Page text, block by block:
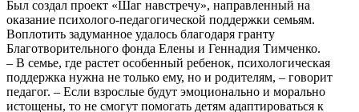
Был создал проект «Шаг навстречу», направленный на
оказание психолого-педагогической поддержки семьям.
Воплотить задуманное удалось благодаря гранту
Благотворительного фонда Елены и Геннадия Тимченко.
– В семье, где растет особенный ребенок, психологическая
поддержка нужна не только ему, но и родителям, – говорит
педагог. – Если взрослые будут эмоционально и морально
истощены, то не смогут помогать детям адаптироваться к